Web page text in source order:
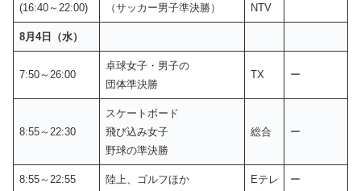
(16:40～22:00) （サッカー男子準決勝） NTV
8月4日（水）
7:50～26:00
卓球女子・男子の
団体準決勝
TX ー
8:55～22:30
スケートボード
飛び込み女子
野球の準決勝
総合 ー
8:55～22:55 陸上、ゴルフほか Eテレ ー